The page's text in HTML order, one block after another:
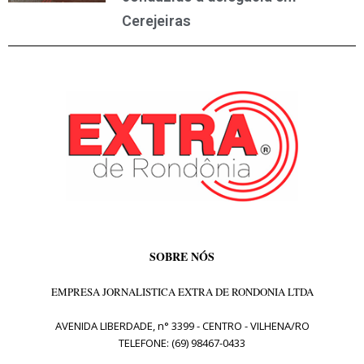
Cerejeiras
SOBRE NÓS
EMPRESA JORNALISTICA EXTRA DE RONDONIA LTDA
AVENIDA LIBERDADE, n° 3399 - CENTRO - VILHENA/RO
TELEFONE: (69) 98467-0433